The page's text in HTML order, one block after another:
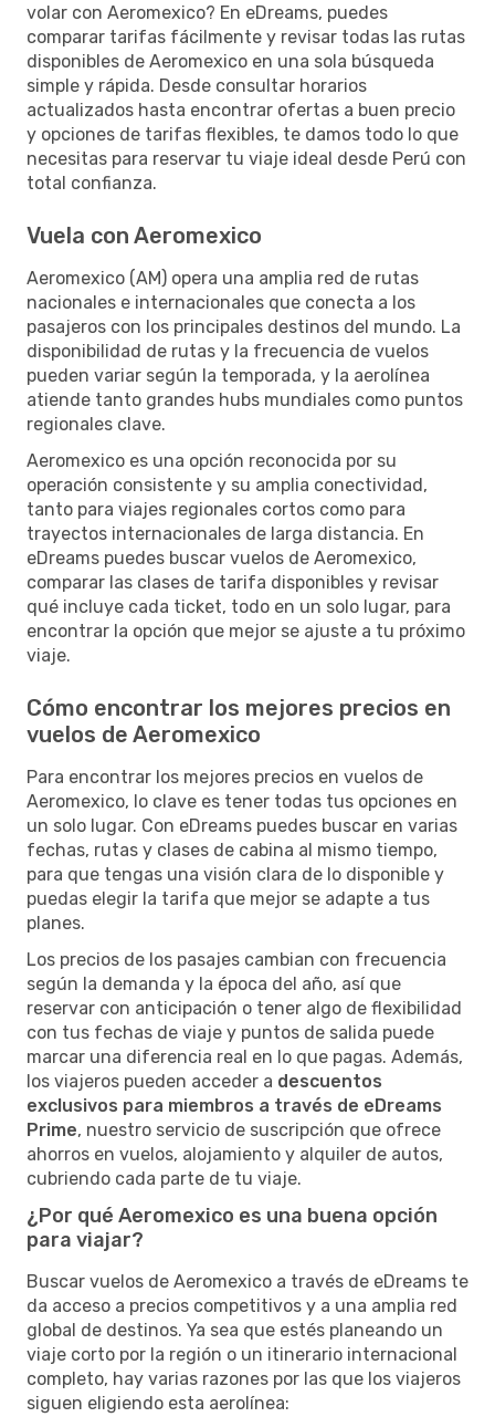
volar con Aeromexico? En eDreams, puedes
comparar tarifas fácilmente y revisar todas las rutas
disponibles de Aeromexico en una sola búsqueda
simple y rápida. Desde consultar horarios
actualizados hasta encontrar ofertas a buen precio
y opciones de tarifas flexibles, te damos todo lo que
necesitas para reservar tu viaje ideal desde Perú con
total confianza.
Vuela con Aeromexico
Aeromexico (AM) opera una amplia red de rutas
nacionales e internacionales que conecta a los
pasajeros con los principales destinos del mundo. La
disponibilidad de rutas y la frecuencia de vuelos
pueden variar según la temporada, y la aerolínea
atiende tanto grandes hubs mundiales como puntos
regionales clave.
Aeromexico es una opción reconocida por su
operación consistente y su amplia conectividad,
tanto para viajes regionales cortos como para
trayectos internacionales de larga distancia. En
eDreams puedes buscar vuelos de Aeromexico,
comparar las clases de tarifa disponibles y revisar
qué incluye cada ticket, todo en un solo lugar, para
encontrar la opción que mejor se ajuste a tu próximo
viaje.
Cómo encontrar los mejores precios en
vuelos de Aeromexico
Para encontrar los mejores precios en vuelos de
Aeromexico, lo clave es tener todas tus opciones en
un solo lugar. Con eDreams puedes buscar en varias
fechas, rutas y clases de cabina al mismo tiempo,
para que tengas una visión clara de lo disponible y
puedas elegir la tarifa que mejor se adapte a tus
planes.
Los precios de los pasajes cambian con frecuencia
según la demanda y la época del año, así que
reservar con anticipación o tener algo de flexibilidad
con tus fechas de viaje y puntos de salida puede
marcar una diferencia real en lo que pagas. Además,
los viajeros pueden acceder a descuentos
exclusivos para miembros a través de eDreams
Prime, nuestro servicio de suscripción que ofrece
ahorros en vuelos, alojamiento y alquiler de autos,
cubriendo cada parte de tu viaje.
¿Por qué Aeromexico es una buena opción
para viajar?
Buscar vuelos de Aeromexico a través de eDreams te
da acceso a precios competitivos y a una amplia red
global de destinos. Ya sea que estés planeando un
viaje corto por la región o un itinerario internacional
completo, hay varias razones por las que los viajeros
siguen eligiendo esta aerolínea: